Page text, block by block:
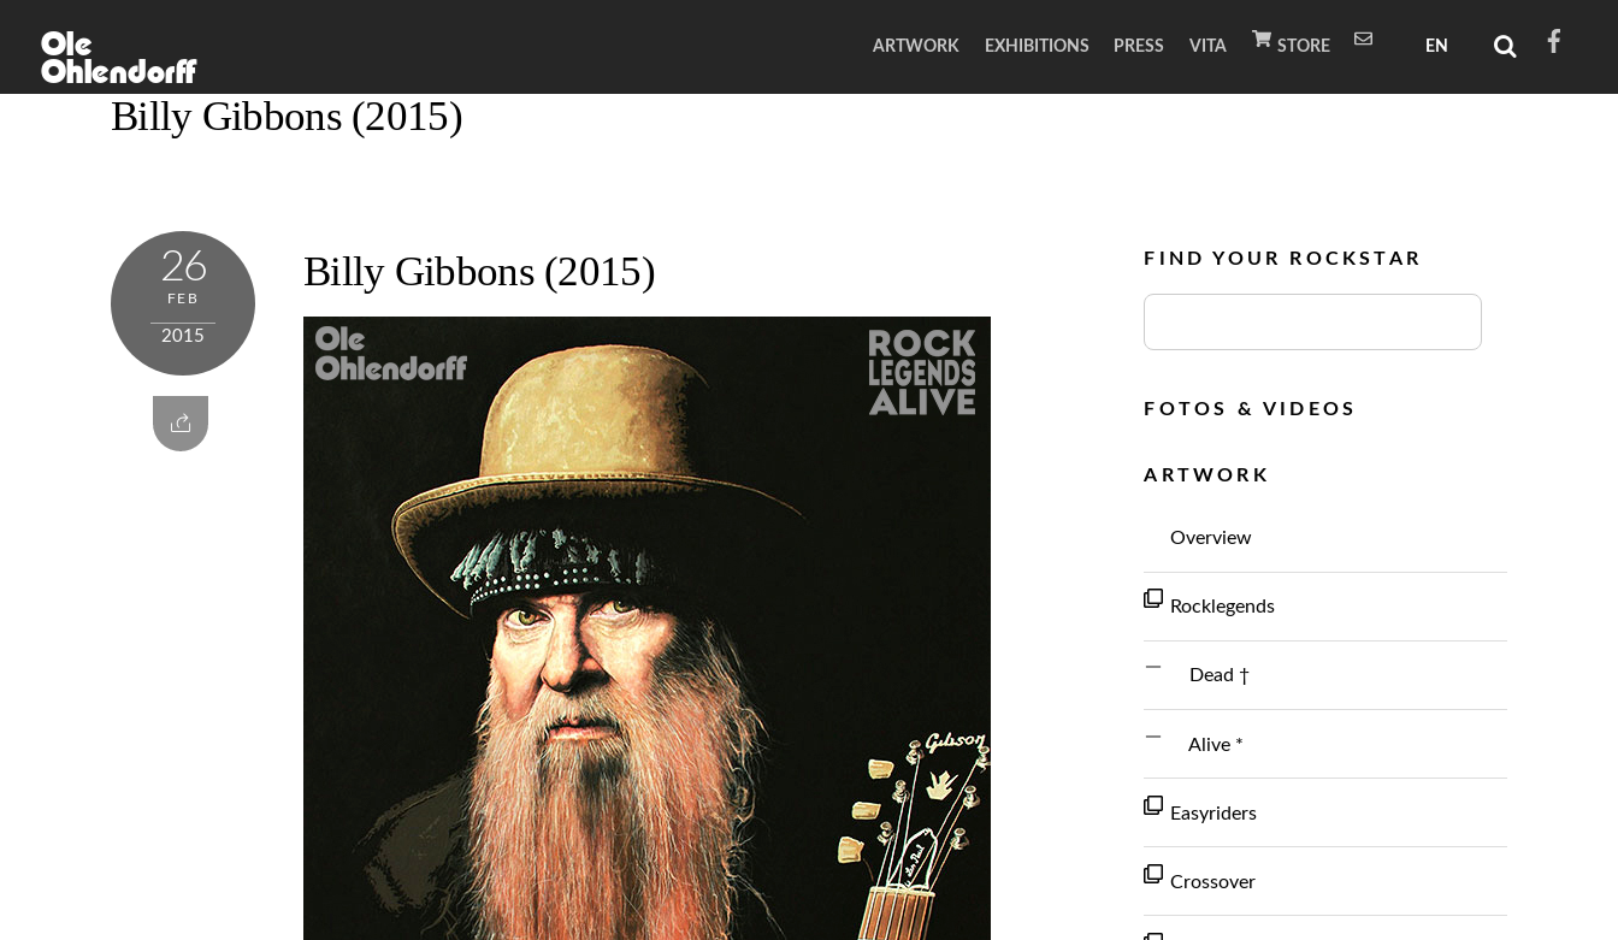
content
Ole
Ohlendorff
ARTWORK EXHIBITIONS PRESS VITA STORE
Billy Gibbons (2015)
26
FEB
2015
Billy Gibbons (2015) FIND YOUR ROCKSTAR
FOTOS & VIDEOS
ARTWORK
Overview
Rocklegends
Dead †
Alive *
Easyriders
Crossover